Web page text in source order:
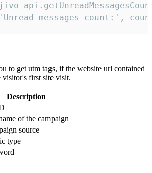
messages count:',
to get utm tags, if the website url contained
visitor's first site visit.
Description
of the campaign
source
type